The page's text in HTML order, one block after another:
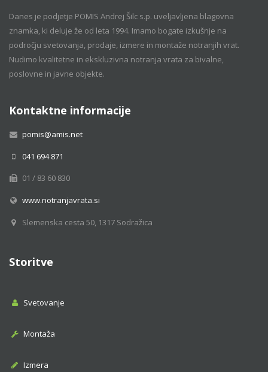
Danes je podjetje POMIS Andrej Šilc s.p. uveljavljena blagovna
znamka, ki deluje že od leta 1994. Imamo bogate izkušnje na
področju svetovanja, prodaje, izmere in montaže notranjih vrat.
Nudimo kvalitetne in ekskluzivna notranja vrata za bivalne,
poslovne in javne objekte.
Kontaktne informacije
pomis@amis.net
041 694 871
01 / 83 60 830
www.notranjavrata.si
Slemenska cesta 50, 1317 Sodražica
Storitve
Svetovanje
Montaža
Izmera